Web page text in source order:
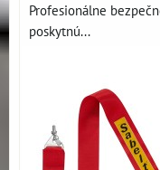
Profesionálne
poskytnú...